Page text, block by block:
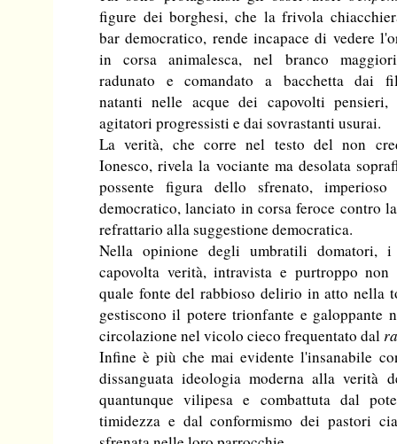
figure dei borghesi, che la frivola
bar democratico, rende incapace di vedere
in corsa animalesca, nel branco
radunato e comandato a bacchetta dai
natanti nelle acque dei capovolti pensieri,
agitatori progressisti e dai sovrastanti usurai.
La verità, che corre nel testo del non
Ionesco, rivela la vociante ma desolata
possente figura dello sfrenato,
democratico, lanciato in corsa feroce contro
refrattario alla suggestione democratica.
Nella opinione degli umbratili domatori,
capovolta verità, intravista e purtroppo
quale fonte del rabbioso delirio in atto nella
gestiscono il potere trionfante e galoppante
circolazione nel vicolo cieco frequentato dal
Infine è più che mai evidente l'insanabile
dissanguata ideologia moderna alla verità
quantunque vilipesa e combattuta dal
timidezza e dal conformismo dei pastori